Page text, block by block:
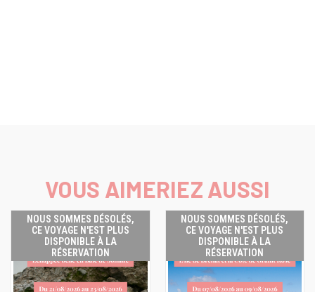
VOUS AIMERIEZ AUSSI
NOUS SOMMES DÉSOLÉS,
CE VOYAGE N'EST PLUS
DISPONIBLE À LA
RÉSERVATION
NOUS SOMMES DÉSOLÉS,
CE VOYAGE N'EST PLUS
DISPONIBLE À LA
RÉSERVATION